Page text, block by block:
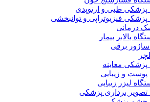
پزشکی طبی و ارتوپدی
پزشکی فیزیوتراپی و توانبخشی
درمانی
بالابر بیمار
برقی
پزشکی معاینه
پوست و زیبایی
لیزر زیبایی
تصویر برداری پزشکی